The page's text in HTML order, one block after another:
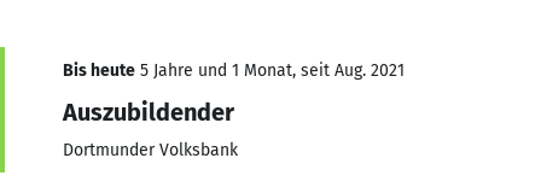
Bis heute 5 Jahre und 1 Monat, seit Aug. 2021
Auszubildender
Dortmunder Volksbank